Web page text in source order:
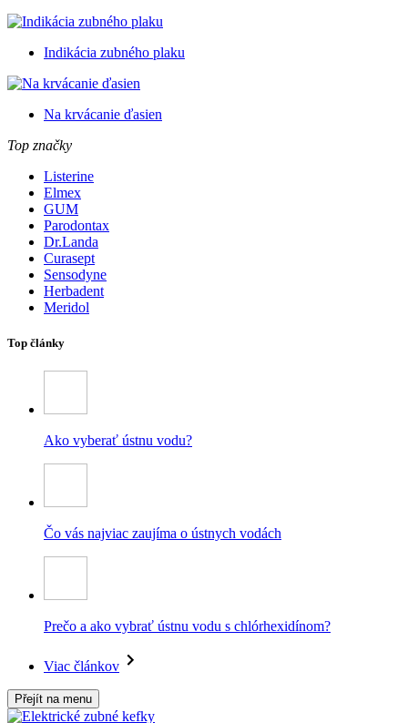
Indikácia zubného plaku
Na krvácanie ďasien
Top značky
Listerine
Elmex
GUM
Parodontax
Dr.Landa
Curasept
Sensodyne
Herbadent
Meridol
Top články
Ako vyberať ústnu vodu?
Čo vás najviac zaujíma o ústnych vodách
Prečo a ako vybrať ústnu vodu s chlórhexidínom?
Viac článkov
Přejít na menu